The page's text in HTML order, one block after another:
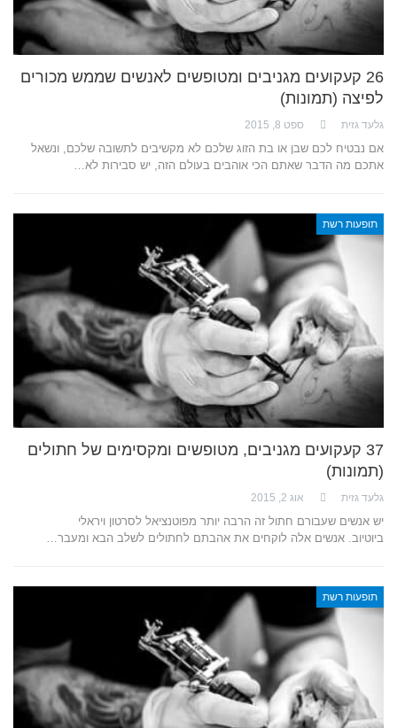
26 קעקועים מגניבים ומטופשים לאנשים שממש מכורים
לפיצה (תמונות)
גלעד גזית ספט 8, 2015
אם נבטיח לכם שבן או בת הזוג שלכם לא מקשיבים לתשובה שלכם, ונשאל
אתכם מה הדבר שאתם הכי אוהבים בעולם הזה, יש סבירות לא…
תופעות רשת
37 קעקועים מגניבים, מטופשים ומקסימים של חתולים
(תמונות)
גלעד גזית אוג 2, 2015
יש אנשים שעבורם חתול זה הרבה יותר מפוטנציאל לסרטון ויראלי
ביוטיוב. אנשים אלה לוקחים את אהבתם לחתולים לשלב הבא ומעבר…
תופעות רשת